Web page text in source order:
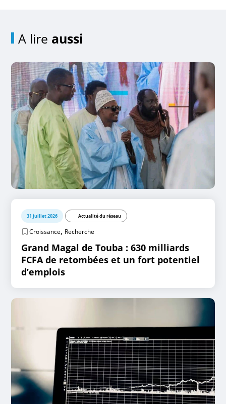
A lire aussi
31 juillet 2026 Actualité du réseau
Croissance, Recherche
Grand Magal de Touba : 630 milliards
FCFA de retombées et un fort potentiel
d’emplois